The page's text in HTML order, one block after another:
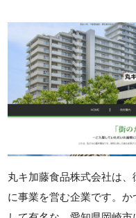
丸キ加藤食品株式会社は
に事業を営む企業です。